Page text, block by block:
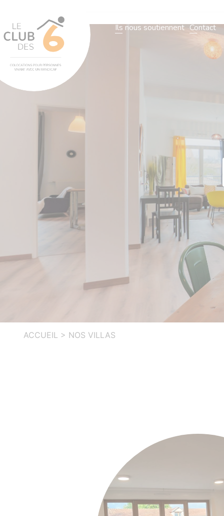
Ils nous soutiennent Contact
Notre organisation Actualités
ACCUEIL > NOS VILLAS